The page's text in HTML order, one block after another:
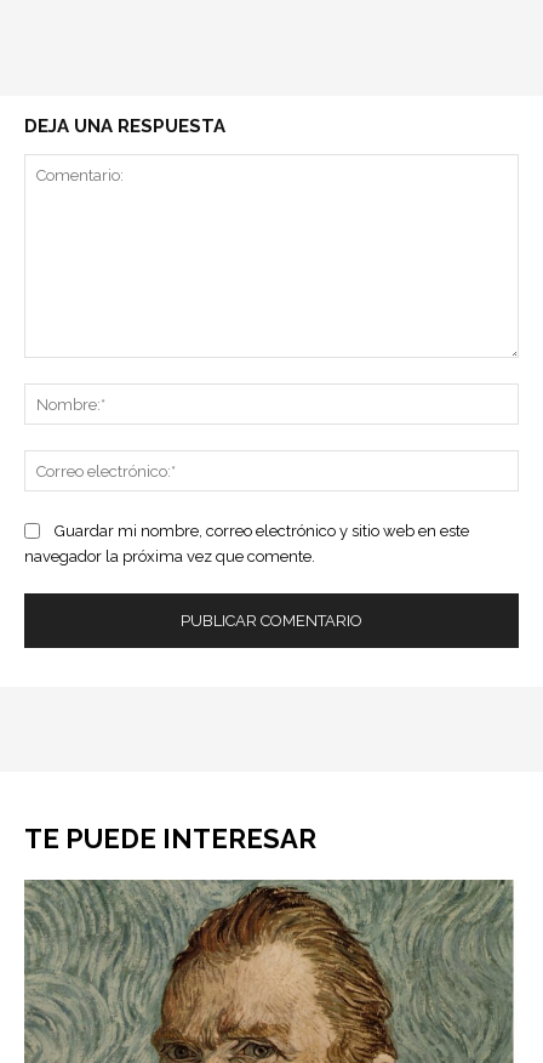
DEJA UNA RESPUESTA
Guardar mi nombre, correo electrónico y sitio web en este
navegador la próxima vez que comente.
TE PUEDE INTERESAR